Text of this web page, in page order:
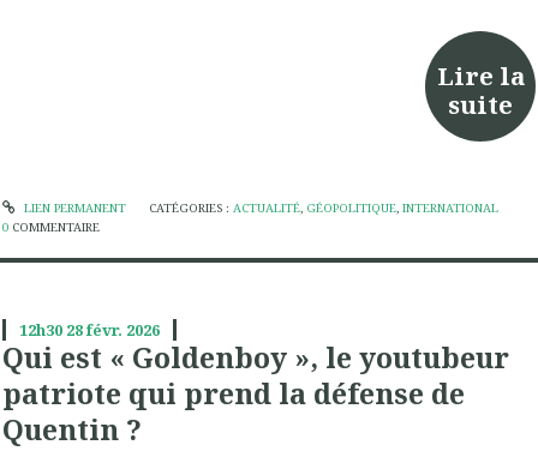
Lire la
suite
LIEN PERMANENT CATÉGORIES : ACTUALITÉ, GÉOPOLITIQUE, INTERNATIONAL
0 COMMENTAIRE
12h30 28févr. 2026
Qui est « Goldenboy », le youtubeur
patriote qui prend la défense de
Quentin ?